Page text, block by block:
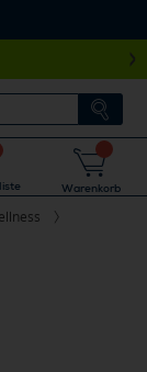
Warenkorb